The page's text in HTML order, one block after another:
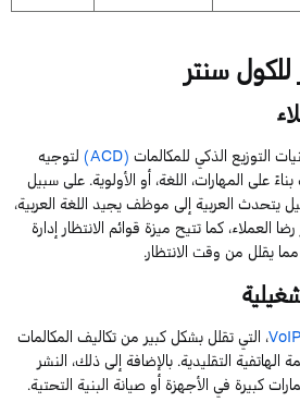
للكولسنتر
التوزيع الذكي للمكالمات(
ACD
) لتوجيه
على المهارات، اللغة، أو الأولوية. على سبيل
يتحدث العربية إلىموظفيجيد اللغة العربية،
العملاء،كما تتيح ميزة قوائم الانتظار إدارة
يقلل من وقت الانتظار.
VoIP، التي تقلل بشكل كبير من تكاليف المكالمات
الهاتفية التقليدية. بالإضافة إلى ذلك، النشر
كبيرة في الأجهزة أو صيانة البنية التحتية.